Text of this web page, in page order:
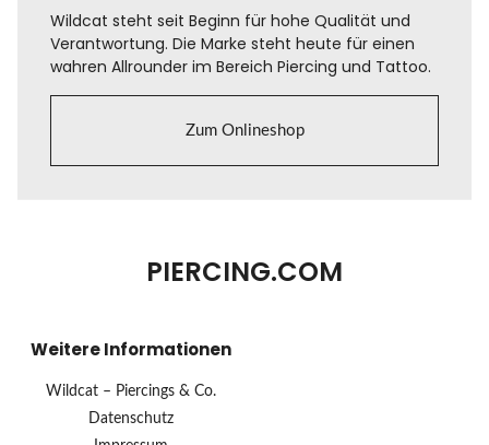
Wildcat steht seit Beginn für hohe Qualität und
Verantwortung. Die Marke steht heute für einen
wahren Allrounder im Bereich Piercing und Tattoo.
Zum Onlineshop
PIERCING.COM
Weitere Informationen
Wildcat – Piercings & Co.
Datenschutz